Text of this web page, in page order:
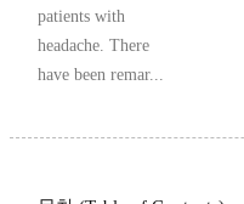
patients with
headache. There
have been remar...